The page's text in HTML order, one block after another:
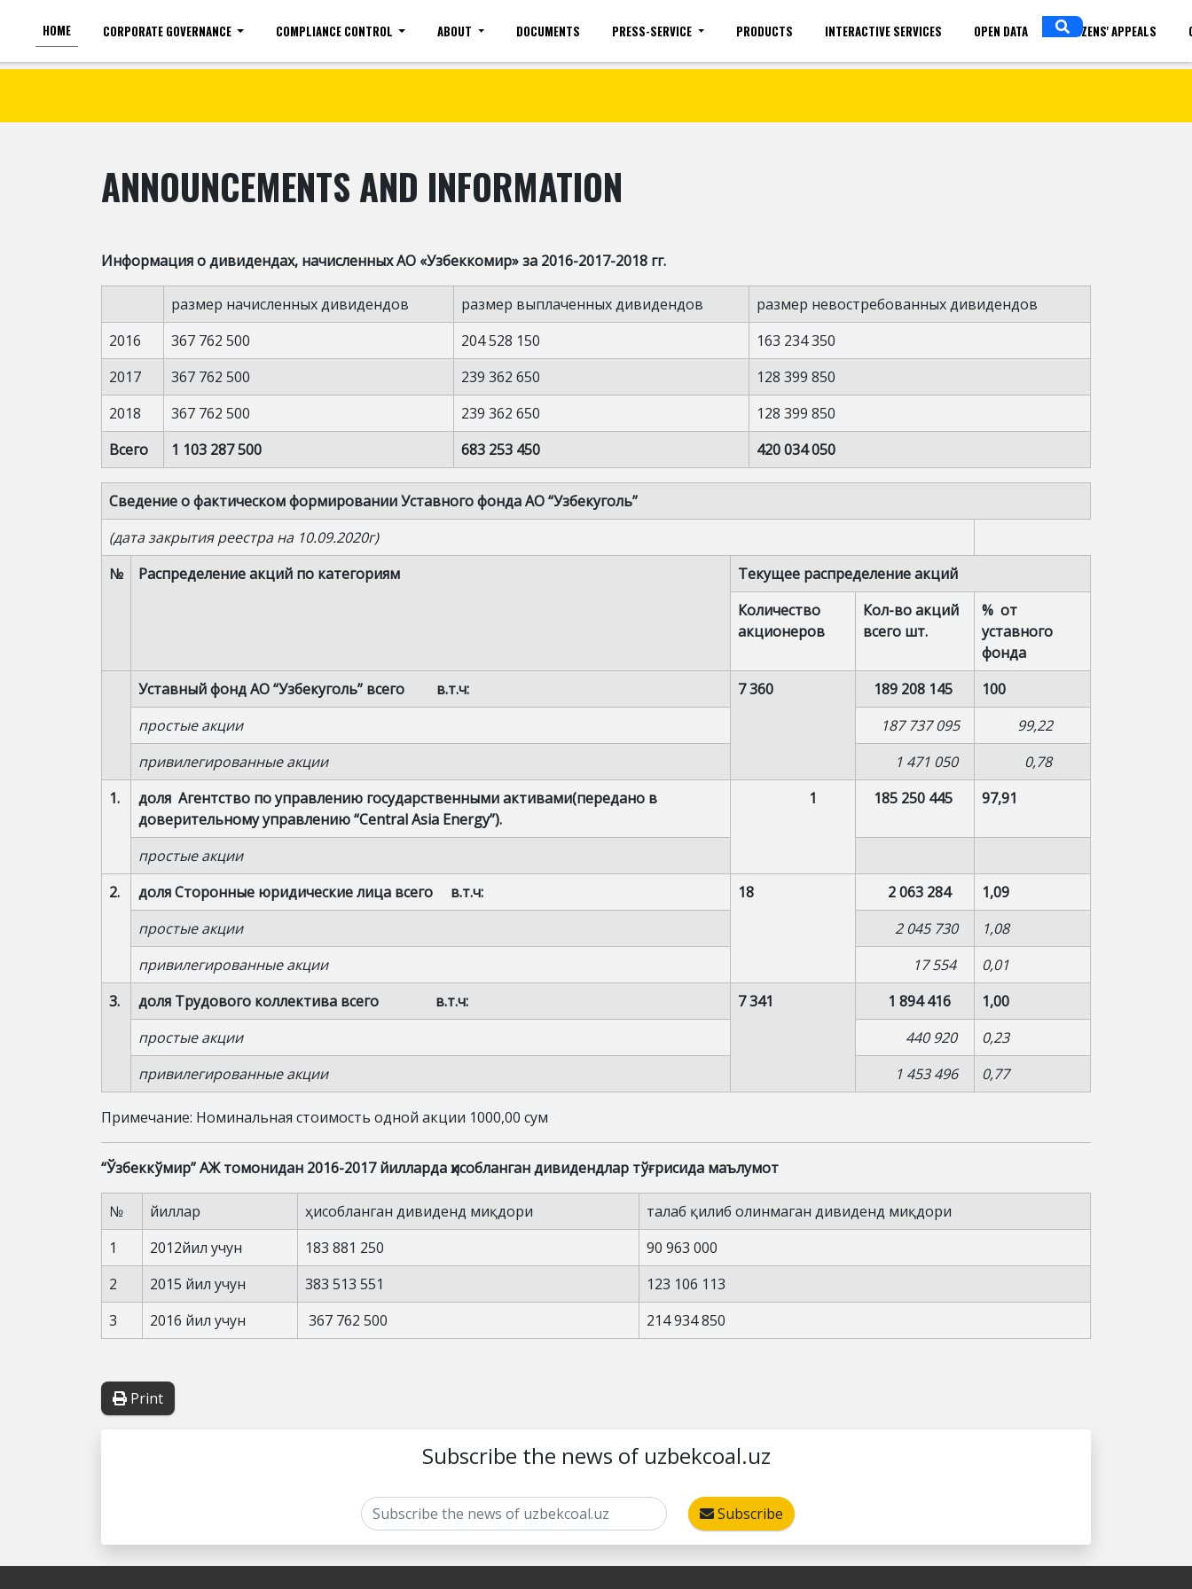
For the visually impaired Font size Site map Mobile version Vacancies(common) Sign in ENGLISH
HOME CORPORATE GOVERNANCE COMPLIANCE CONTROL ABOUT DOCUMENTS PRESS-SERVICE PRODUCTS INTERACTIVE SERVICES OPEN DATA CITIZENS' APPEALS
ANNOUNCEMENTS AND INFORMATION
Информация о дивидендах, начисленных АО «Узбеккомир» за 2016-2017-2018 гг.
размер начисленных дивидендов размер выплаченных дивидендов
размер невостребованных дивидендов
2016
367 762 500 204 528 150
163 234 350
2017
367 762 500 239 362 650
128 399 850
2018
367 762 500 239 362 650
128 399 850
Всего
1 103 287 500 683 253 450 420 034 050
Сведение о фактическом формировании Уставного фонда АО “Узбекуголь”
(дата закрытия реестра на 10.09.2020г)
№
Распределение акций по категориям
Текущее распределение акций
Количество
акционеров
Кол-во акций
всего шт.
% от
уставного
фонда
Уставный фонд АО “Узбекуголь” всего в.т.ч:
7 360 189 208 145
100
простые акции
187 737 095
99,22
привилегированные акции
1 471 050
0,78
1.
доля Агентство по управлению государственными активами(передано в
доверительному управлению “Central Asia Energy”).
1 185 250 445 97,91
простые акции
2.
доля Сторонные юридические лица всего в.т.ч: 18 2 063 284
1,09
простые акции
2 045 730
1,08
привилегированные акции
17 554
0,01
3.
доля Трудового коллектива всего в.т.ч: 7 341 1 894 416
1,00
простые акции
440 920
0,23
привилегированные акции
1 453 496 0,77
Примечание: Номинальная стоимость одной акции 1000,00 сум
“Ўзбеккўмир” АЖ томонидан 2016-2017 йилларда ҳисобланган дивидендлар тўғрисида маълумот
№ йиллар ҳисобланган дивиденд миқдори
талаб қилиб олинмаган дивиденд миқдори
1
2012йил учун 183 881 250
90 963 000
2
2015 йил учун 383 513 551
123 106 113
3
2016 йил учун 367 762 500 214 934 850
Print
Subscribe the news of uzbekcoal.uz
Subscribe